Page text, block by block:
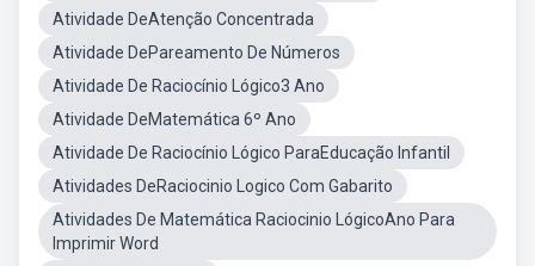
Atividade DeAtenção Concentrada
Atividade DePareamento De Números
Atividade De Raciocínio Lógico3 Ano
Atividade DeMatemática 6º Ano
Atividade De Raciocínio Lógico ParaEducação Infantil
Atividades DeRaciocinio Logico Com Gabarito
Atividades De Matemática Raciocinio LógicoAno Para
Imprimir Word